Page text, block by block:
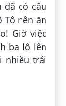
đã có câu
Tô nên ăn
Giờ việc
ba lô lên
nhiều trải